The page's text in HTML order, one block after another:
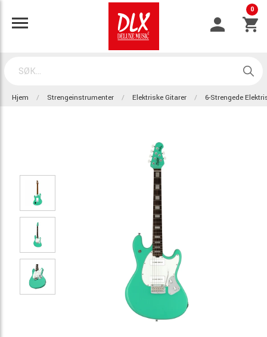
0
Hjem Strengeinstrumenter Elektriske Gitarer 6-Strengede